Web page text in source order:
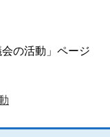
の活動」ページ